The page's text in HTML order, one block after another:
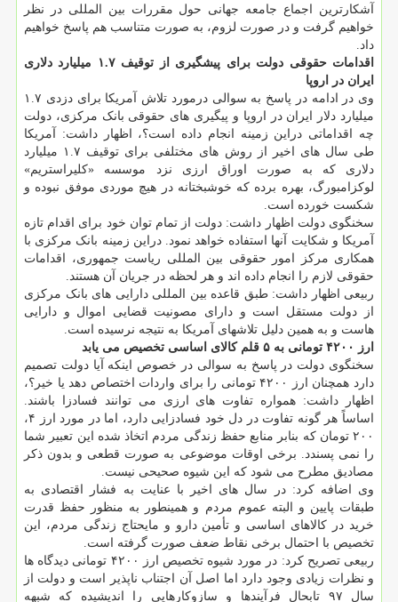
آشکارترین اجماع جامعه جهانی حول مقررات بین المللی در نظر
خواهیم گرفت و در صورت لزوم، به صورت متناسب هم پاسخ خواهیم
داد.
اقدامات حقوقی دولت برای پیشگیری از توقیف ۱.۷ میلیارد دلاری
ایران در اروپا
وی در ادامه در پاسخ به سوالی درمورد تلاش آمریکا برای دزدی ۱.۷
میلیارد دلار ایران در اروپا و پیگیری های حقوقی بانک مرکزی، دولت
چه اقداماتی دراین زمینه انجام داده است؟، اظهار داشت: آمریکا
طی سال های اخیر از روش های مختلفی برای توقیف ۱.۷ میلیارد
دلاری که به صورت اوراق ارزی نزد موسسه «کلیراستریم»
لوکزامبورگ، بهره برده که خوشبختانه در هیچ موردی موفق نبوده و
شکست خورده است.
سخنگوی دولت اظهار داشت: دولت از تمام توان خود برای اقدام تازه
آمریکا و شکایت آنها استفاده خواهد نمود. دراین زمینه بانک مرکزی با
همکاری مرکز امور حقوقی بین المللی ریاست جمهوری، اقدامات
حقوقی لازم را انجام داده اند و هر لحظه در جریان آن هستند.
ربیعی اظهار داشت: طبق قاعده بین المللی دارایی های بانک مرکزی
از دولت مستقل است و دارای مصونیت قضایی اموال و دارایی
هاست و به همین دلیل تلاشهای آمریکا به نتیجه نرسیده است.
ارز ۴۲۰۰ تومانی به ۵ قلم کالای اساسی تخصیص می یابد
سخنگوی دولت در پاسخ به سوالی در خصوص اینکه آیا دولت تصمیم
دارد همچنان ارز ۴۲۰۰ تومانی را برای واردات اختصاص دهد یا خیر؟،
اظهار داشت: همواره تفاوت های ارزی می توانند فسادزا باشند.
اساساً هر گونه تفاوت در دل خود فسادزایی دارد، اما در مورد ارز ۴،
۲۰۰ تومان که بنابر منابع حفظ زندگی مردم اتخاذ شده این تعبیر شما
را نمی پسندد. برخی اوقات موضوعی به صورت قطعی و بدون ذکر
مصادیق مطرح می شود که این شیوه صحیحی نیست.
وی اضافه کرد: در سال های اخیر با عنایت به فشار اقتصادی به
طبقات پایین و البته عموم مردم و همینطور به منظور حفظ قدرت
خرید در کالاهای اساسی و تأمین دارو و مایحتاج زندگی مردم، این
تخصیص با احتمال برخی نقاط ضعف صورت گرفته است.
ربیعی تصریح کرد: در مورد شیوه تخصیص ارز ۴۲۰۰ تومانی دیدگاه ها
و نظرات زیادی وجود دارد اما اصل آن اجتناب ناپذیر است و دولت از
سال ۹۷ تابحال فرآیندها و سازوکارهایی را اندیشیده که شبهه